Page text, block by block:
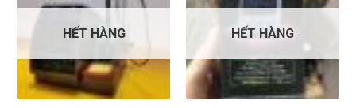
HẾT HÀNG HẾT HÀNG